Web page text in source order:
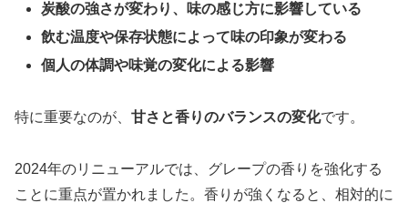
炭酸の強さが変わり、味の感じ方に影響している
飲む温度や保存状態によって味の印象が変わる
個人の体調や味覚の変化による影響
特に重要なのが、 甘さと香りのバランスの変化です。
2024年のリニューアルでは、グレープの香りを強化する
ことに重点が置かれました。香りが強くなると、相対的に